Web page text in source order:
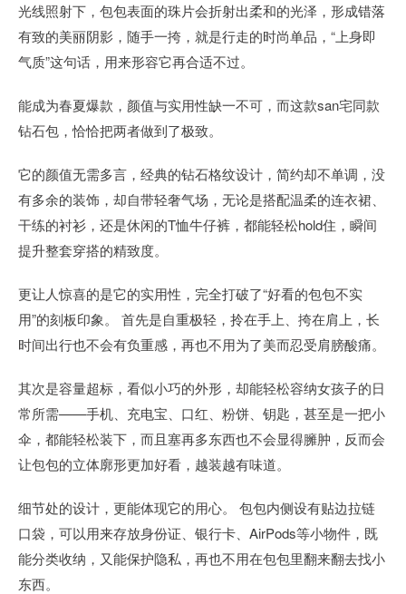
光线照射下，包包表面的珠片会折射出柔和的光泽，形成错落
有致的美丽阴影，随手一挎，就是行走的时尚单品，“上身即
气质”这句话，用来形容它再合适不过。
能成为春夏爆款，颜值与实用性缺一不可，而这款san宅同款
钻石包，恰恰把两者做到了极致。
它的颜值无需多言，经典的钻石格纹设计，简约却不单调，没
有多余的装饰，却自带轻奢气场，无论是搭配温柔的连衣裙、
干练的衬衫，还是休闲的T恤牛仔裤，都能轻松hold住，瞬间
提升整套穿搭的精致度。
更让人惊喜的是它的实用性，完全打破了“好看的包包不实
用”的刻板印象。 首先是自重极轻，拎在手上、挎在肩上，长
时间出行也不会有负重感，再也不用为了美而忍受肩膀酸痛。
其次是容量超标，看似小巧的外形，却能轻松容纳女孩子的日
常所需——手机、充电宝、口红、粉饼、钥匙，甚至是一把小
伞，都能轻松装下，而且塞再多东西也不会显得臃肿，反而会
让包包的立体廓形更加好看，越装越有味道。
细节处的设计，更能体现它的用心。 包包内侧设有贴边拉链
口袋，可以用来存放身份证、银行卡、AirPods等小物件，既
能分类收纳，又能保护隐私，再也不用在包包里翻来翻去找小
东西。